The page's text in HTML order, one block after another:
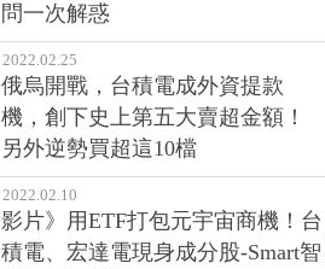
問一次解惑
2022.02.25
俄烏開戰，台積電成外資提款
機，創下史上第五大賣超金額！
另外逆勢買超這10檔
2022.02.10
影片》用ETF打包元宇宙商機！台
積電、宏達電現身成分股-Smart智